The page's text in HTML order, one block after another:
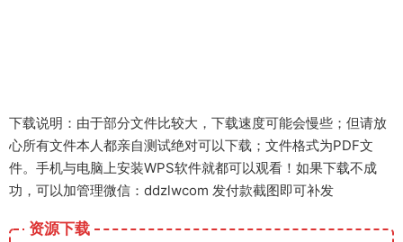
下载说明：由于部分文件比较大，下载速度可能会慢些；但请放
心所有文件本人都亲自测试绝对可以下载；文件格式为PDF文
件。手机与电脑上安装WPS软件就都可以观看！如果下载不成
功，可以加管理微信：ddzlwcom 发付款截图即可补发
资源下载